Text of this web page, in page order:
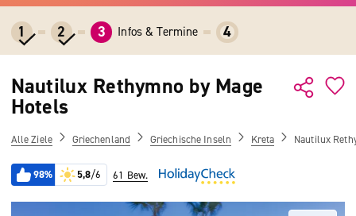
1 2 3 Infos & Termine 4
Nautilux Rethymno by Mage
Hotels
Alle Ziele Griechenland Griechische Inseln Kreta Nautilux
98% 5,8/6 61 Bew.